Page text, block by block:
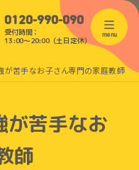
0120-990-090
受付時間：
13:00〜20:00（土日定休）
menu
が苦手なお子さん専門の家庭教師
が苦手なお
師